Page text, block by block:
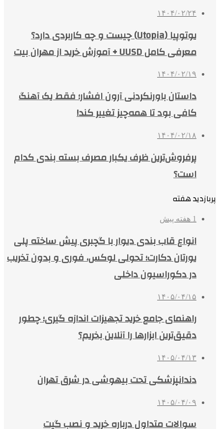
۱۴۰۴/۰۲/۲۴
یوتوپیا (Utopia) چیست و چه کاربردی دارد؟
معرفی کامل UUSD + آموزش خرید از مهران بیت
۱۴۰۴/۰۲/۱۹
داستان باورنکردنی آرون افشار؛ فقط یک آهنگ
کافی بود تا همه‌چیز تغییر کند!
۱۴۰۴/۰۲/۱۸
پرفروش‌ترین ظرف یکبار مصرف بسته بندی کدام
است؟
پربازدید هفته
1 هفته پیش
انواع قاب بندی دیوار با گچبری پیش ساخته پلی
یورتان دکارت؛ تحولی لوکس، فوری و بدون تخریب
در دکوراسیون داخلی
۱۴۰۵/۰۴/۱۵
راهنمای جامع خرید تجهیزات اندازه گیری؛ چطور
دقیق‌ترین ابزارها را آنلاین بخریم؟
۱۴۰۵/۰۴/۱۳
دندانپزشکی تحت بیهوشی در شرق تهران
۱۴۰۵/۰۴/۰۹
سوالات متداول درباره خرید و نصب گیت